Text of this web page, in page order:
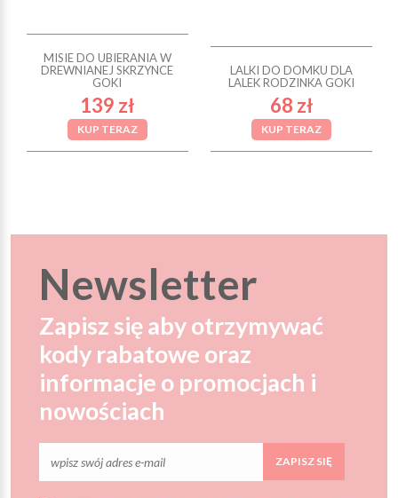
MISIE DO UBIERANIA W
DREWNIANEJ SKRZYNCE
GOKI
139 zł
KUP TERAZ
LALKI DO DOMKU DLA
LALEK RODZINKA GOKI
68 zł
KUP TERAZ
Newsletter
Zapisz się aby otrzymywać
kody rabatowe oraz
informacje o promocjach i
nowościach
ZAPISZ SIĘ